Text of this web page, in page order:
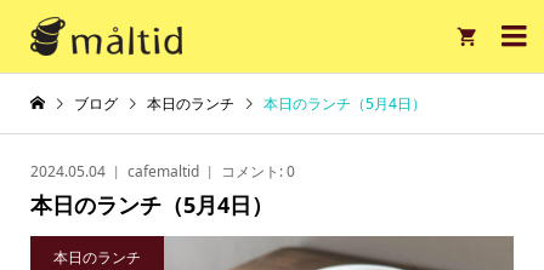

ブログ 本日のランチ 本日のランチ（5月4日）
2024.05.04 cafemaltid コメント:0
本日のランチ（5月4日）
本日のランチ